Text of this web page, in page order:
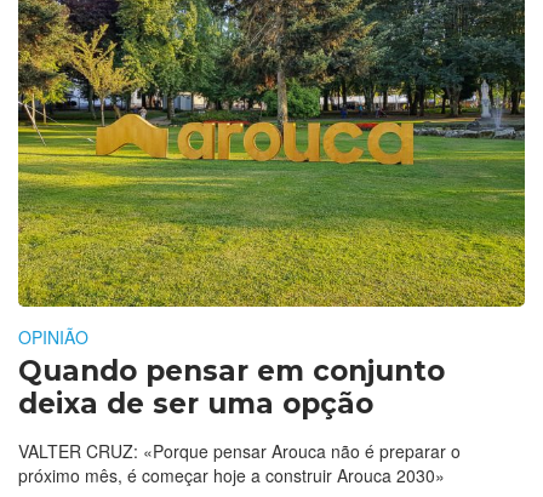
OPINIÃO
Quando pensar em conjunto
deixa de ser uma opção
VALTER CRUZ: «Porque pensar Arouca não é preparar o
próximo mês, é começar hoje a construir Arouca 2030»